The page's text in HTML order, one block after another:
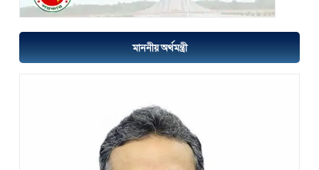
মাননীয় অর্থমন্ত্রী